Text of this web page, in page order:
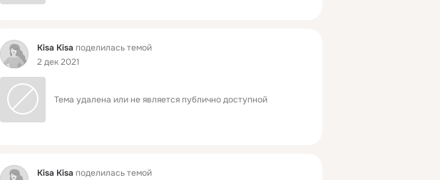
Фид Kisa Kisa поделилась темой
2 дек 2021
Тема удалена или не является публично доступной
Фид Kisa Kisa поделилась темой